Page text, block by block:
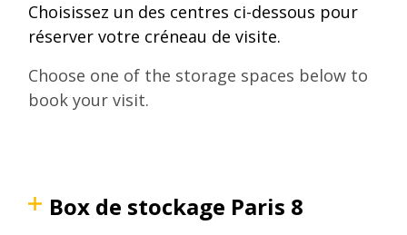
Choisissez un des centres ci-dessous pour
réserver votre créneau de visite.
Choose one of the storage spaces below to
book your visit.
Box de stockage Paris 8